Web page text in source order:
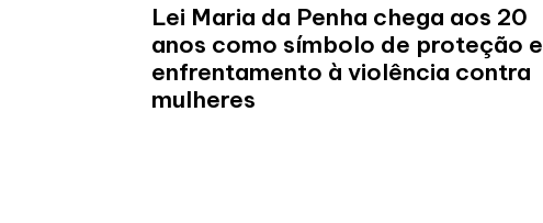
Lei Maria da Penha chega aos 20
anos como símbolo de proteção e
enfrentamento à violência contra
mulheres